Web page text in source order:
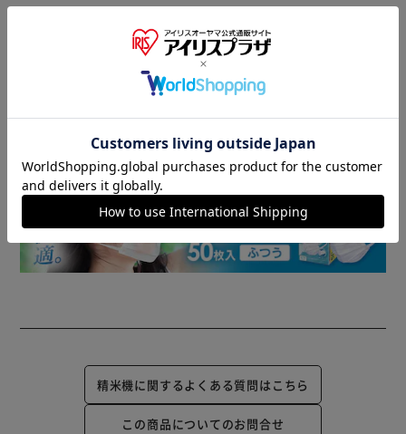
商品情報
▼ 食品・飲料おすすめ ▼
精米機に関するよくある質問はこちら
この商品についてのお問合せ